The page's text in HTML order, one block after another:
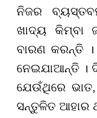
ନିଜର
ଖାଦ୍ୟ କିମ୍ବା
ବାରଣ କରନ୍ତି
ନେଇଯାଆନ୍ତି ।
ଯେଉଁଥିରେ
ସନ୍ତୁଳିତ ଆହାର